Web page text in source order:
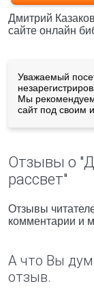
Дмитрий
сайте онлайн
Уважаемый
Мы
сайт под своим
Отзывы о
рассвет"
Отзывы
комментарии и
А что Вы
отзыв.